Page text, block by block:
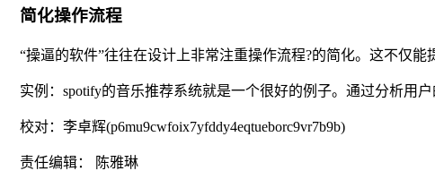
简化操作流程
“操逼的软件”往往在设计上非常注重操作流程?的简化。这不仅
实例：spotify的音乐推荐系统就是一个很好的例子。通过分析用
校对：李卓辉(p6mu9cwfoix7yfddy4eqtueborc9vr7b9b)
责任编辑： 陈雅琳